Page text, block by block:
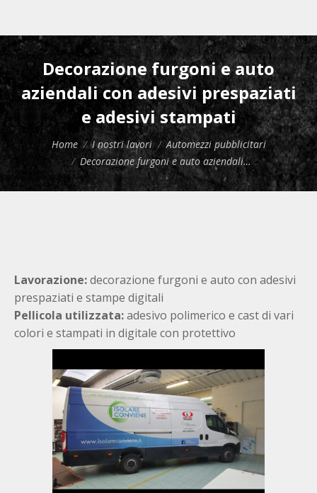
Decorazione furgoni e auto
aziendali con adesivi prespaziati
e adesivi stampati
Tu sei qui:Home I nostri lavori
Automezzi pubblicitari
Decorazione furgoni e auto aziendali…
Lavorazione:decorazione furgoni e auto con adesivi
prespaziati e stampe digitali
Pellicola utilizzata:adesivo polimerico e cast di vari
colori e stampati in digitale con protettivo